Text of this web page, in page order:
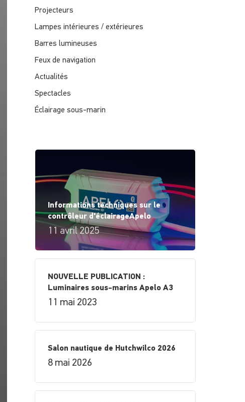
Projecteurs
Lampes intérieures / extérieures
Barres lumineuses
Feux de navigation
Actualités
Spectacles
Éclairage sous-marin
Informations techniques sur le
contrôleur d'éclairageApelo
11 avril 2025
NOUVELLE PUBLICATION :
Luminaires sous-marins Apelo A3
11 mai 2023
Salon nautique de Hutchwilco 2026
8 mai 2026